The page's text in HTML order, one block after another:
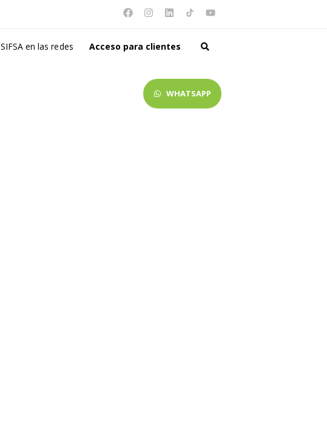
SIFSA en las redes Acceso para clientes
WHATSAPP